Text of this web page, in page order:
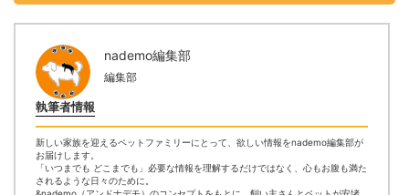
執筆者情報
nademo編集部
編集部
新しい家族を迎えるペットファミリーにとって、欲しい情報をnademo編集部が
お届けします。
「いつまでも どこまでも」必要な情報を理解するだけではなく、心もお腹も満た
されるような日々のために。